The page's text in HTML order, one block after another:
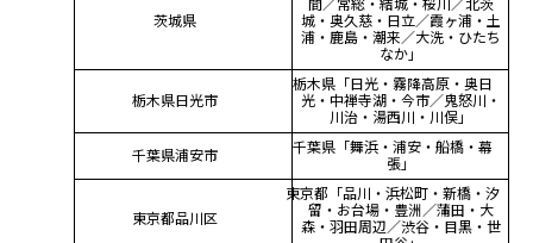
茨城県
間／常総・結城・桜川／北茨
城・奥久慈・日立／霞ヶ浦・土
浦・鹿島・潮来／大洗・ひたち
なか」
栃木県日光市
栃木県「日光・霧降高原・奥日
光・中禅寺湖・今市／鬼怒川・
川治・湯西川・川俣」
千葉県浦安市
千葉県「舞浜・浦安・船橋・幕
張」
東京都品川区
東京都「品川・浜松町・新橋・汐
留・お台場・豊洲／蒲田・大
森・羽田周辺／渋谷・目黒・世